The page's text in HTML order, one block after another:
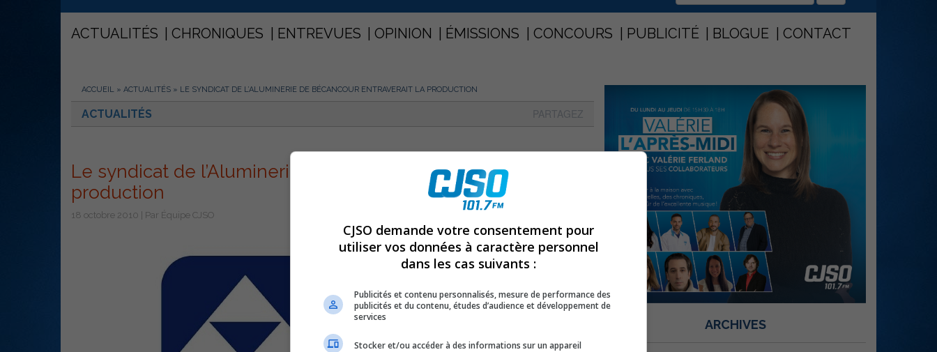
ACTUALITÉS CHRONIQUES ENTREVUES OPINION ÉMISSIONS CONCOURS PUBLICITÉ BLOGUE CONTACT
ACCUEIL » ACTUALITÉS » LE SYNDICAT DE L’ALUMINERIE DE BÉCANCOUR ENTRAVERAIT LA PRODUCTION
ACTUALITÉS PARTAGEZ
Le syndicat de l’Aluminerie de Bécancour entraverait la
production
18 octobre 2010 | Par Équipe CJSO
ARCHIVES
CJSO demande votre consentement pour
utiliser vos données à caractère personnel
dans les cas suivants :
Publicités et contenu personnalisés, mesure de performance des
publicités et du contenu, études d’audience et développement de
services
Stocker et/ou accéder à des informations sur un appareil